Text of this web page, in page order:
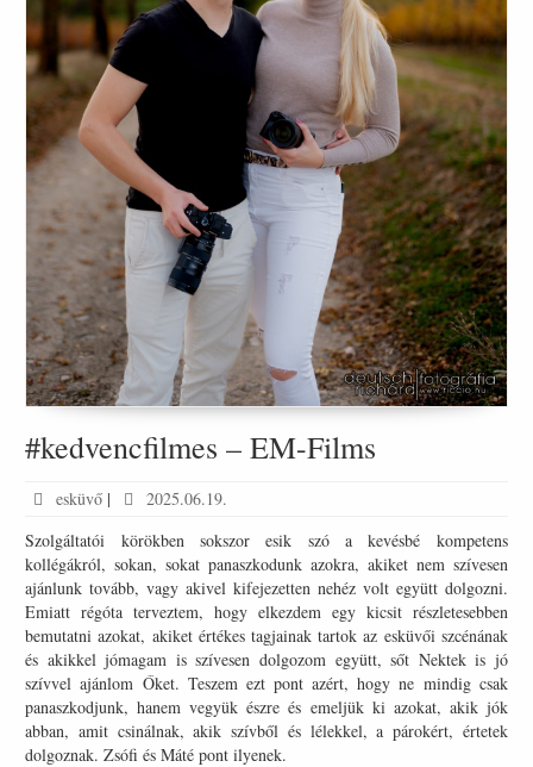
#kedvencfilmes – EM-Films
esküvő |
2025.06.19.
Szolgáltatói körökben sokszor esik szó a kevésbé kompetens
kollégákról, sokan, sokat panaszkodunk azokra, akiket nem szívesen
ajánlunk tovább, vagy akivel kifejezetten nehéz volt együtt dolgozni.
Emiatt régóta terveztem, hogy elkezdem egy kicsit részletesebben
bemutatni azokat, akiket értékes tagjainak tartok az esküvői szcénának
és akikkel jómagam is szívesen dolgozom együtt, sőt Nektek is jó
szívvel ajánlom Őket. Teszem ezt pont azért, hogy ne mindig csak
panaszkodjunk, hanem vegyük észre és emeljük ki azokat, akik jók
abban, amit csinálnak, akik szívből és lélekkel, a párokért, értetek
dolgoznak. Zsófi és Máté pont ilyenek.